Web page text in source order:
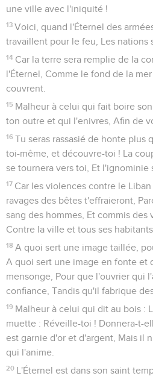
une ville avec l'iniquité !
13 Voici, quand l'Éternel des
travaillent pour le feu, Les nations
14 Car la terre sera remplie de la
l'Éternel, Comme le fond de la
couvrent.
15 Malheur à celui qui fait boire
ton outre et qui l'enivres, Afin de
16 Tu seras rassasié de honte plus
toi-même, et découvre-toi ! La
se tournera vers toi, Et l'ignominie
17 Car les violences contre le
ravages des bêtes t'effraieront,
sang des hommes, Et commis des
Contre la ville et tous ses habitants.
18 A quoi sert une image taillée,
A quoi sert une image en fonte et
mensonge, Pour que l'ouvrier qui
confiance, Tandis qu'il fabrique
19 Malheur à celui qui dit au bois :
muette : Réveille-toi ! Donnera-t-
est garnie d'or et d'argent, Mais il
qui l'anime.
20 L'Éternel est dans son saint